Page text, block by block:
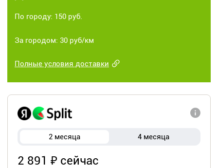
По городу: 150 руб.
За городом: 30 руб/км
Полные условия доставки
2 месяца 4 месяца
2 891 ₽ сейчас